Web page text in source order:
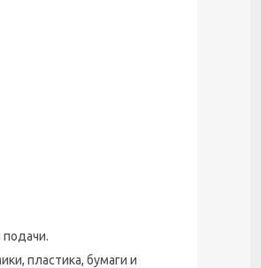
подачи.
пластика, бумаги и